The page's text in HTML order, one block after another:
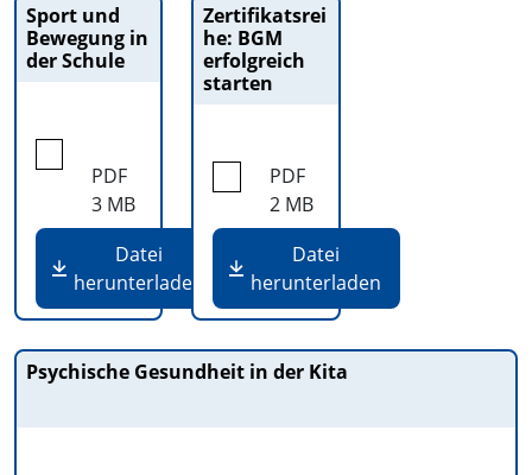
Sport und
Bewegung in
der Schule
PDF
3 MB
Datei
herunterladen
Zertifikatsrei
he: BGM
erfolgreich
starten
PDF
2 MB
Datei
herunterladen
Psychische Gesundheit in der Kita